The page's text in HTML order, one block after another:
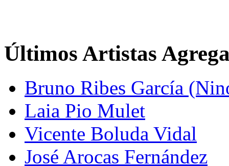
Últimos Artistas
Bruno Ribes García
Laia Pio Mulet
Vicente Boluda Vidal
José Arocas Fernández